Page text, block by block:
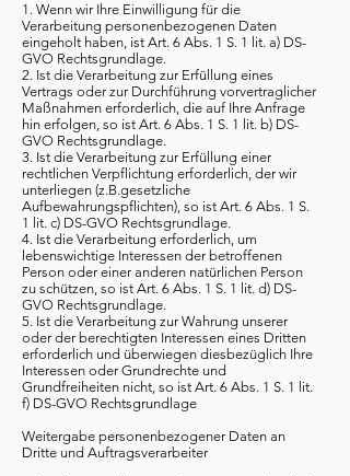
1. Wenn wir Ihre Einwilligung für die
Verarbeitung personenbezogenen Daten
eingeholt haben, ist Art. 6 Abs. 1 S. 1 lit. a) DS-
GVO Rechtsgrundlage.
2. Ist die Verarbeitung zur Erfüllung eines
Vertrags oder zur Durchführung vorvertraglicher
Maßnahmen erforderlich, die auf Ihre Anfrage
hin erfolgen, so ist Art. 6 Abs. 1 S. 1 lit. b) DS-
GVO Rechtsgrundlage.
3. Ist die Verarbeitung zur Erfüllung einer
rechtlichen Verpflichtung erforderlich, der wir
unterliegen (z.B.gesetzliche
Aufbewahrungspflichten), so ist Art. 6 Abs. 1 S.
1 lit. c) DS-GVO Rechtsgrundlage.
4. Ist die Verarbeitung erforderlich, um
lebenswichtige Interessen der betroffenen
Person oder einer anderen natürlichen Person
zu schützen, so ist Art. 6 Abs. 1 S. 1 lit. d) DS-
GVO Rechtsgrundlage.
5. Ist die Verarbeitung zur Wahrung unserer
oder der berechtigten Interessen eines Dritten
erforderlich und überwiegen diesbezüglich Ihre
Interessen oder Grundrechte und
Grundfreiheiten nicht, so ist Art. 6 Abs. 1 S. 1 lit.
f) DS-GVO Rechtsgrundlage
Weitergabe personenbezogener Daten an
Dritte und Auftragsverarbeiter